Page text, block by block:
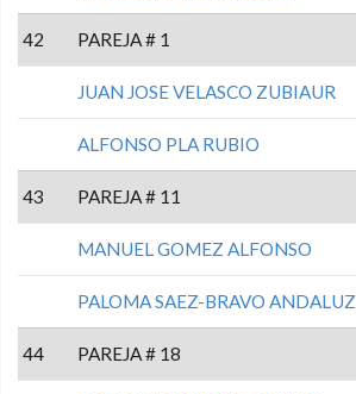
42 PAREJA # 1
JUAN JOSE VELASCO ZUBIAUR
ALFONSO PLA RUBIO
43 PAREJA # 11
MANUEL GOMEZ ALFONSO
PALOMA SAEZ-BRAVO ANDALUZ
44 PAREJA # 18